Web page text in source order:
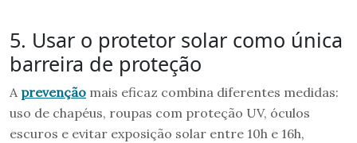
5. Usar o protetor solar como única
barreira de proteção
A prevenção mais eficaz combina diferentes medidas:
uso de chapéus, roupas com proteção UV, óculos
escuros e evitar exposição solar entre 10h e 16h,